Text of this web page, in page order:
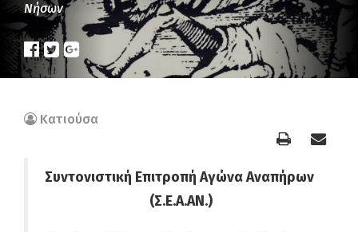
Νήσων
Κατιούσα
Συντονιστική Επιτροπή Αγώνα Αναπήρων
(Σ.Ε.Α.ΑΝ.)